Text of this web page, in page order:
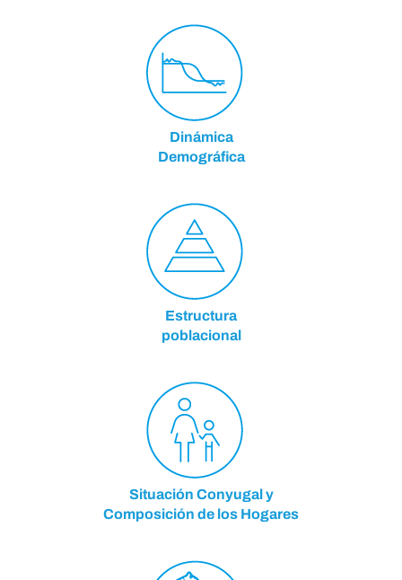
Dinámica
Demográfica
Estructura
poblacional
Situación Conyugal y
Composición de los Hogares